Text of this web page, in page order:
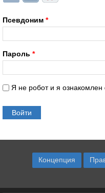
Псевдоним *
Пароль *
Я не робот и я ознакомлен
Концепция